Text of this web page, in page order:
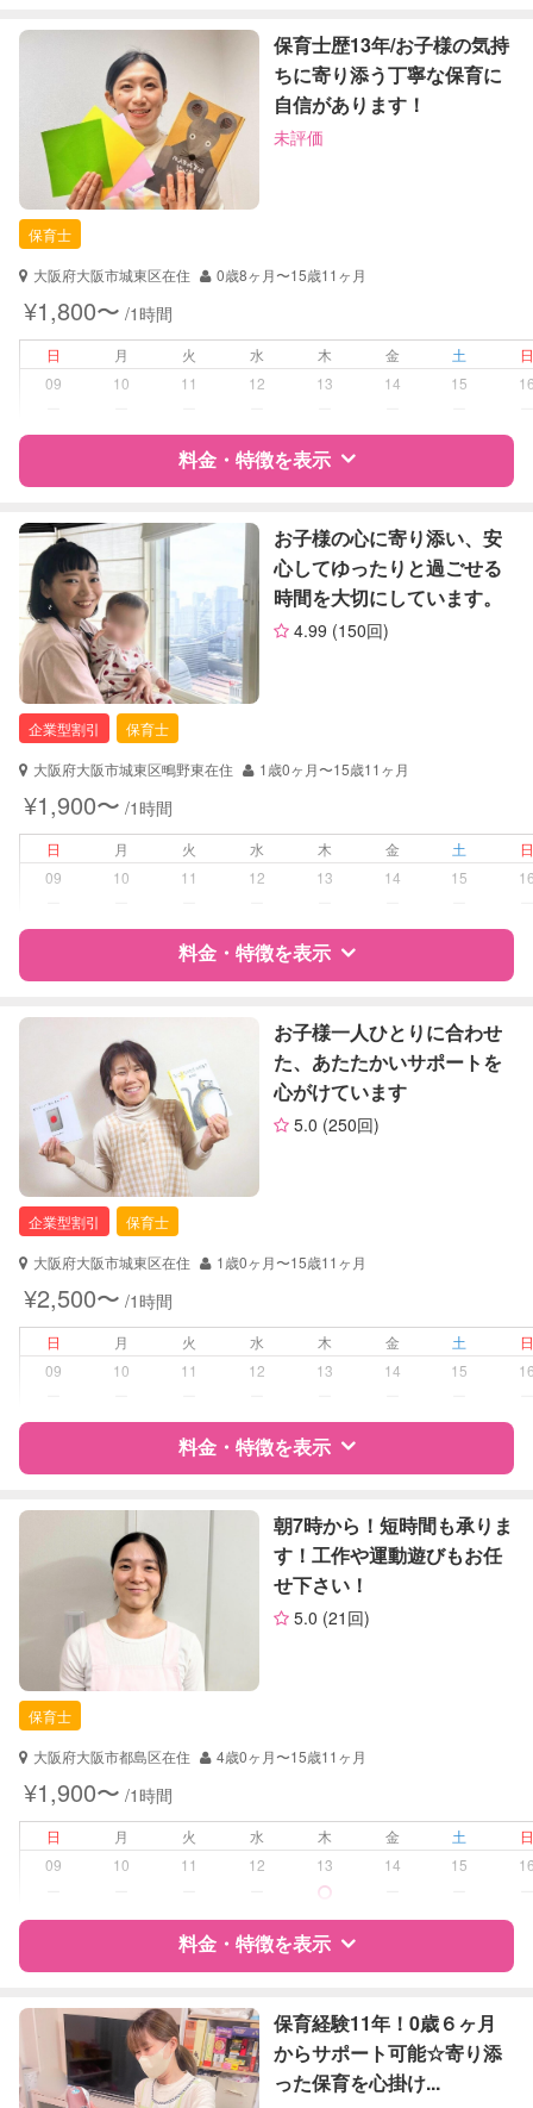
定期予約 可能
お子様の撮影
（定期特典）
対応可能
特徴 料金 レビュー
サポートの特徴
資格
企業型割引対象(旧内閣府補助対象)
保育士
病児対応 病児、病後児、ともに不可
障がい児対応 対応可否は個別に相談
レッスン なし
定期予約 お引き受けしていません
お子様の撮影
（定期特典）
対応不可
保育士歴13年/お子様の気持
ちに寄り添う丁寧な保育に
自信があります！
未評価
保育士
大阪府大阪市城東区在住
0歳8ヶ月〜15歳11ヶ月
¥1,800〜 /1時間
日 月 火 水 木 金 土
09
10 11 12 13 14 15
料金・特徴を表示
特徴 料金 レビュー
サポートの特徴
資格
自治体届出済ベビーシッター
保育士
幼稚園教諭
対応可能/特徴 送迎サポート
病児対応
障がい児対応 対応可否は個別に相談
レッスン なし
お子様の撮影
（定期特典）
対応不可
お子様の心に寄り添い、安
心してゆったりと過ごせる
時間を大切にしています。
4.99 (150回)
企業型割引
保育士
大阪府大阪市城東区鴫野東在住
1歳0ヶ月〜15歳11ヶ月
¥1,900〜 /1時間
日 月 火 水 木 金 土
09
10 11 12 13 14 15
料金・特徴を表示
特徴 料金 レビュー
サポートの特徴
資格
企業型割引対象(旧内閣府補助対象)
保育士
病児対応 病児、病後児、ともに不可
障がい児対応 対応可否は個別に相談
レッスン なし
お子様の撮影
（定期特典）
対応可能
お子様一人ひとりに合わせ
た、あたたかいサポートを
心がけています
5.0 (250回)
企業型割引
保育士
大阪府大阪市城東区在住
1歳0ヶ月〜15歳11ヶ月
¥2,500〜 /1時間
日 月 火 水 木 金 土
09
10 11 12 13 14 15
料金・特徴を表示
特徴 料金 レビュー
サポートの特徴
資格
保育士
夜間対応
子育て経験
障がい児対応 対応可否は個別に相談
レッスン
音楽レッスン
スポーツレッスン
絵・工作レッスン
朝7時から！短時間も承りま
す！工作や運動遊びもお任
せ下さい！
5.0 (21回)
保育士
大阪府大阪市都島区在住
4歳0ヶ月〜15歳11ヶ月
¥1,900〜 /1時間
日 月 火 水 木 金 土
09
10 11 12 13 14 15
料金・特徴を表示
特徴 料金 レビュー
サポートの特徴
保育経験11年！0歳６ヶ月
からサポート可能☆寄り添
った保育を心掛け...